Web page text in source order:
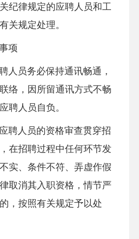
纪律规定的应聘人员和工
关规定处理。
项
人员务必保持通讯畅通，
络，因所留通讯方式不畅
聘人员自负。
应聘人员的资格审查贯穿招
在招聘过程中任何环节发
实、条件不符、弄虚作假
取消其入职资格，情节严
，按照有关规定予以处